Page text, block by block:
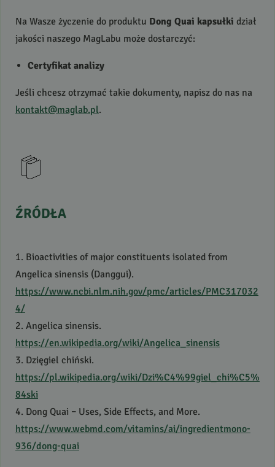
Na Wasze życzenie do produktu Dong Quai kapsułki dział
jakości naszego MagLabu może dostarczyć:
Certyfikat analizy
Jeśli chcesz otrzymać takie dokumenty, napisz do nas na
kontakt@maglab.pl.
ŹRÓDŁA
1. Bioactivities of major constituents isolated from
Angelica sinensis (Danggui).
https://www.ncbi.nlm.nih.gov/pmc/articles/PMC317032
4/
2. Angelica sinensis.
https://en.wikipedia.org/wiki/Angelica_sinensis
3. Dzięgiel chiński.
https://pl.wikipedia.org/wiki/Dzi%C4%99giel_chi%C5%
84ski
4. Dong Quai – Uses, Side Effects, and More.
https://www.webmd.com/vitamins/ai/ingredientmono-
936/dong-quai